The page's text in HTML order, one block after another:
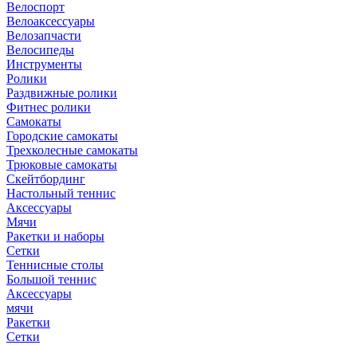
Велоспорт
Велоаксессуары
Велозапчасти
Велосипеды
Инструменты
Ролики
Раздвижные ролики
Фитнес ролики
Самокаты
Городские самокаты
Трехколесные самокаты
Трюковые самокаты
Скейтбординг
Настольный теннис
Аксессуары
Мячи
Ракетки и наборы
Сетки
Теннисные столы
Большой теннис
Аксессуары
мячи
Ракетки
Сетки